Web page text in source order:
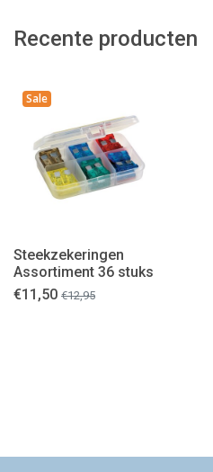
Recente producten
Sale
Steekzekeringen
Assortiment 36 stuks
€11,50 €12,95